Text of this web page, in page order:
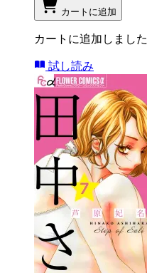
カートに追加
カートに追加しました
試し読み